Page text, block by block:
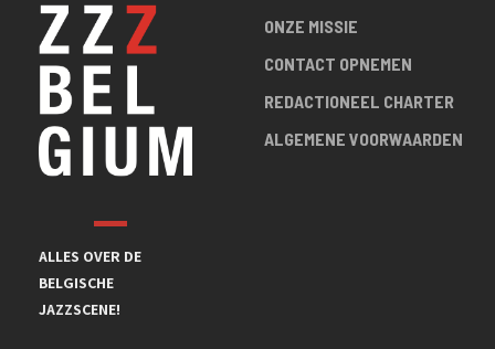
ALLES OVER DE
BELGISCHE
JAZZSCENE!
ONZE MISSIE
CONTACT OPNEMEN
REDACTIONEEL CHARTER
ALGEMENE VOORWAARDEN